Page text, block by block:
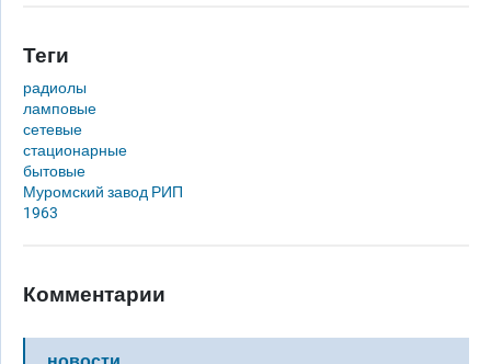
Теги
радиолы
ламповые
сетевые
стационарные
бытовые
Муромский завод РИП
1963
Комментарии